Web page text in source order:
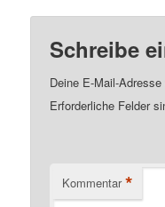
Schreibe
Deine E-Mail-
Erforderliche Felder
Kommentar *